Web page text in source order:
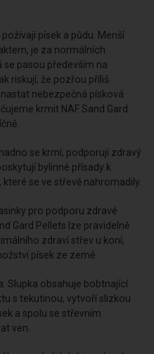
písek a půdu. Menší
je za normálních
pasou především na
riskují, že pozřou příliš
nebezpečná písková
krmit NAF Sand Gard
se krmí, podporují zdravý
bylinné přísady k
se ve střevě nahromadily.
pro podporu zdravé
Gard Pellets lze pravidelně
zdraví střev u koní,
písek ze země.
Slupka obsahuje bobtnající
s tekutinou, vytvoří slizkou
a spolu se střevním
ven.